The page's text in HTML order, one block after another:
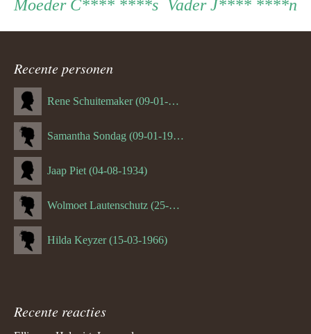
Persoon
ouder
navigatie
VaderVader
J**** ****n
Moeder Moeder
C**** ****s
Recente personen
Rene Schuitemaker (09-01-1970)
Samantha Sondag (09-01-1993)
Jaap Piet (04-08-1934)
Wolmoet Lautenschutz (25-07-1933)
Hilda Keyzer (15-03-1966)
Recente reacties